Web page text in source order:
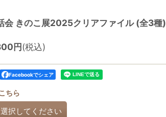
会 きのこ展2025クリアファイル (全3種)
円(税込)
Facebookでシェア
ちら
択してください